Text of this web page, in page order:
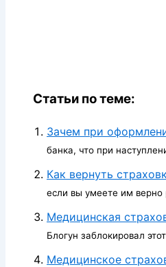
Статьи по теме:
Зачем при
банка, что при
Как вернуть
если вы умеете им верно
Медицинская
Блогун заблокировал
Медицинское